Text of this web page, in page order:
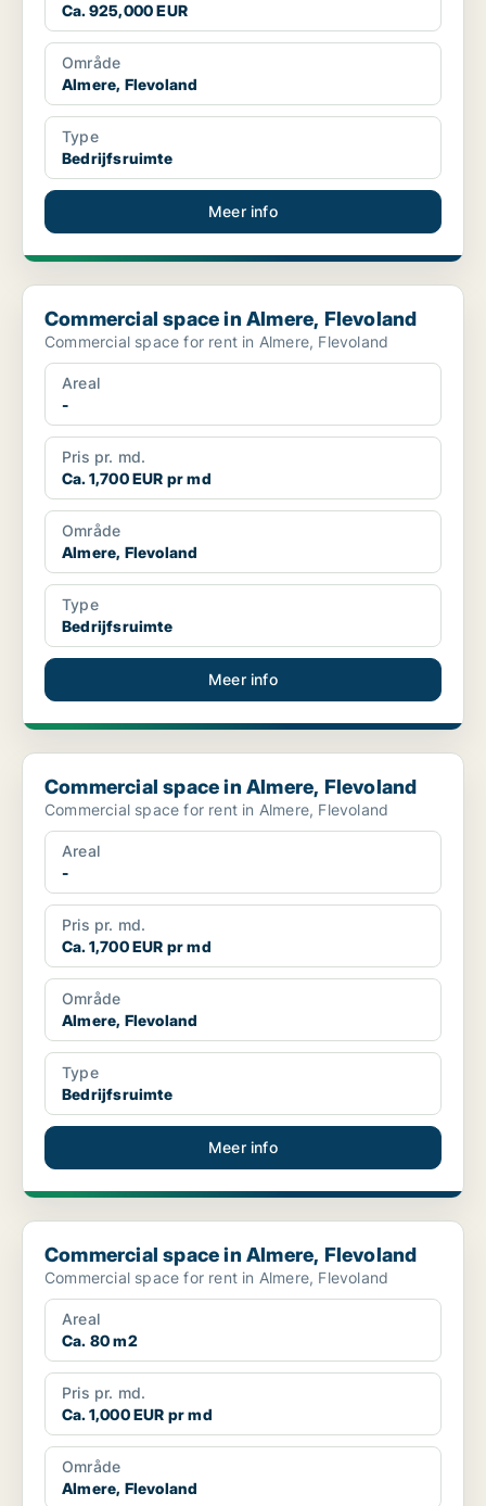
Ca. 925,000 EUR
Område
Almere, Flevoland
Type
Bedrijfsruimte
Meer info
Commercial space in Almere, Flevoland
Commercial space in Almere, Flevoland
Commercial space for rent in Almere, Flevoland
Areal
-
Pris pr. md.
Ca. 1,700 EUR pr md
Område
Almere, Flevoland
Type
Bedrijfsruimte
Meer info
Commercial space in Almere, Flevoland
Commercial space in Almere, Flevoland
Commercial space for rent in Almere, Flevoland
Areal
-
Pris pr. md.
Ca. 1,700 EUR pr md
Område
Almere, Flevoland
Type
Bedrijfsruimte
Meer info
Commercial space in Almere, Flevoland
Commercial space in Almere, Flevoland
Commercial space for rent in Almere, Flevoland
Areal
Ca. 80 m2
Pris pr. md.
Ca. 1,000 EUR pr md
Område
Almere, Flevoland